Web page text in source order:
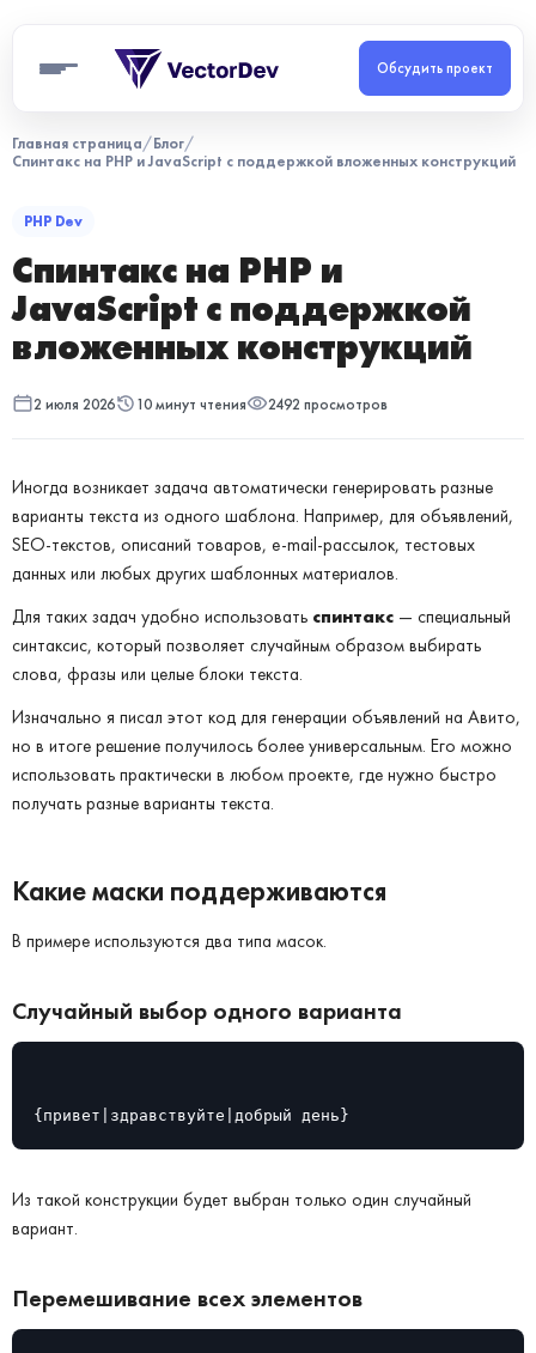
Обсудить проект
Главная страница/Блог/
Спинтакс на PHP и JavaScript с поддержкой вложенных конструкций
PHP Dev
Спинтакс на PHP и
JavaScript с поддержкой
вложенных конструкций
2 июля 2026 10 минут чтения 2492 просмотров
Иногда возникает задача автоматически генерировать разные
варианты текста из одного шаблона. Например, для объявлений,
SEO-текстов, описаний товаров, e-mail-рассылок, тестовых
данных или любых других шаблонных материалов.
Для таких задач удобно использовать спинтакс — специальный
синтаксис, который позволяет случайным образом выбирать
слова, фразы или целые блоки текста.
Изначально я писал этот код для генерации объявлений на Авито,
но в итоге решение получилось более универсальным. Его можно
использовать практически в любом проекте, где нужно быстро
получать разные варианты текста.
Какие маски поддерживаются
В примере используются два типа масок.
Случайный выбор одного варианта
{привет|здравствуйте|добрый день}
Из такой конструкции будет выбран только один случайный
вариант.
Перемешивание всех элементов